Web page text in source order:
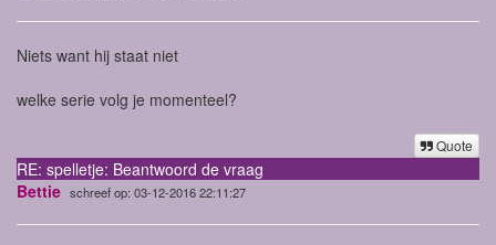
Niets want hij staat niet
welke serie volg je momenteel?
Quote
RE: spelletje: Beantwoord de vraag
Bettie schreef op: 03-12-2016 22:11:27